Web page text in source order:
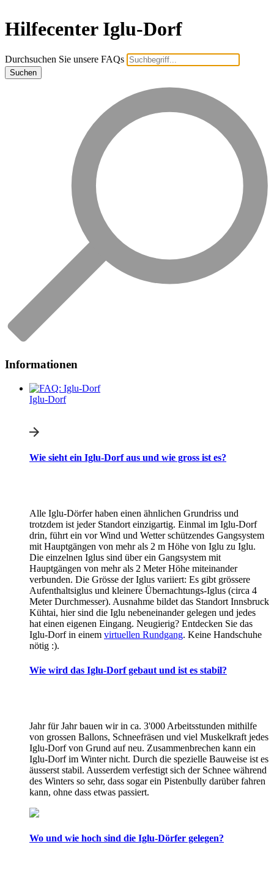
Hilfecenter Iglu-Dorf
Durchsuchen Sie unsere FAQs
Informationen
Iglu-Dorf
Wie sieht ein Iglu-Dorf aus und wie gross ist es?
Alle Iglu-Dörfer haben einen ähnlichen Grundriss und
trotzdem ist jeder Standort einzigartig. Einmal im Iglu-Dorf
drin, führt ein vor Wind und Wetter schützendes Gangsystem
mit Hauptgängen von mehr als 2 m Höhe von Iglu zu Iglu.
Die einzelnen Iglus sind über ein Gangsystem mit
Hauptgängen von mehr als 2 Meter Höhe miteinander
verbunden. Die Grösse der Iglus variiert: Es gibt grössere
Aufenthaltsiglus und kleinere Übernachtungs-Iglus (circa 4
Meter Durchmesser). Ausnahme bildet das Standort Innsbruck
Kühtai, hier sind die Iglu nebeneinander gelegen und jedes
hat einen eigenen Eingang. Neugierig? Entdecken Sie das
Iglu-Dorf in einem virtuellen Rundgang. Keine Handschuhe
nötig :).
Wie wird das Iglu-Dorf gebaut und ist es stabil?
Jahr für Jahr bauen wir in ca. 3'000 Arbeitsstunden mithilfe
von grossen Ballons, Schneefräsen und viel Muskelkraft jedes
Iglu-Dorf von Grund auf neu. Zusammenbrechen kann ein
Iglu-Dorf im Winter nicht. Durch die spezielle Bauweise ist es
äusserst stabil. Ausserdem verfestigt sich der Schnee während
des Winters so sehr, dass sogar ein Pistenbully darüber fahren
kann, ohne dass etwas passiert.
Wo und wie hoch sind die Iglu-Dörfer gelegen?